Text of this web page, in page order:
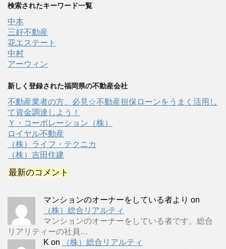
検索されたキーワード一覧
中本
三好不動産
花エステート
中村
アーウィン
新しく登録された福岡県の不動産会社
不動産業者の方、必見☆不動産担保ローンをうまく活用し
て資金調達しよう！
Ｙ・コーポレーション（株）
ロイヤル不動産
（株）ライフ・テクニカ
（株）吉田住建
最新のコメント
マンションのオーナーをしている者より on
（株）総合リアルティ
マンションのオーナーをしている者です。総合
リアリティーの社員…
K on
（株）総合リアルティ